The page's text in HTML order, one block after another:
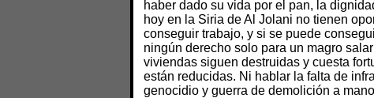
haber dado su vida por el pan, la
hoy en la Siria de Al Jolani no tienen
conseguir trabajo, y si se puede
ningún derecho solo para un magro
viviendas siguen destruidas y cuesta
están reducidas. Ni hablar la falta de
genocidio y guerra de demolición a